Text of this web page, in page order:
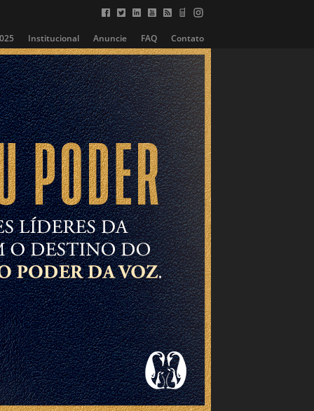
Institucional Anuncie FAQ Contato